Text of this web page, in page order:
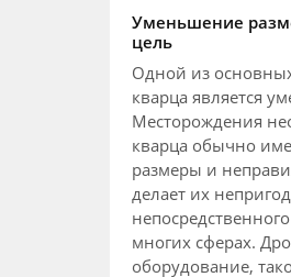
Уменьшение
цель
Одной из
кварца является
Месторождения
кварца обычно
размеры и
делает их
многих сферах.
оборудование,